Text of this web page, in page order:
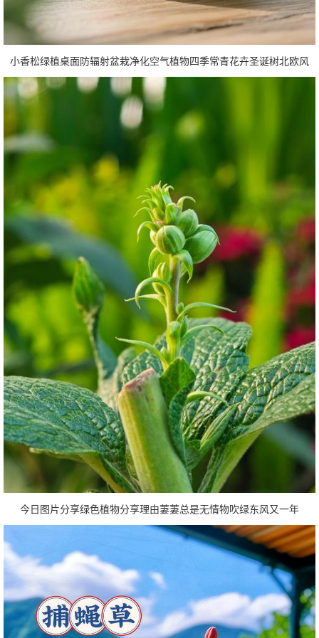
小香松绿植桌面防辐射盆栽净化空气植物四季常青花卉圣诞树北欧风
今日图片分享绿色植物分享理由萋萋总是无情物吹绿东风又一年